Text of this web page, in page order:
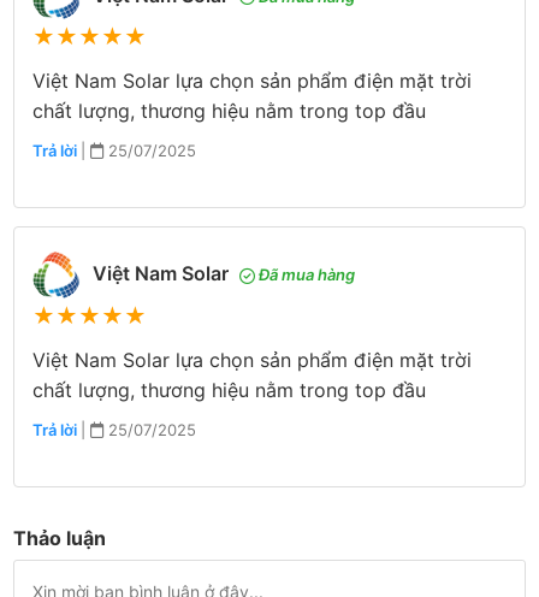
★★★★★
Việt Nam Solar lựa chọn sản phẩm điện mặt trời
chất lượng, thương hiệu nằm trong top đầu
Trả lời | 25/07/2025
Việt Nam Solar Đã mua hàng
★★★★★
Việt Nam Solar lựa chọn sản phẩm điện mặt trời
chất lượng, thương hiệu nằm trong top đầu
Trả lời | 25/07/2025
Thảo luận